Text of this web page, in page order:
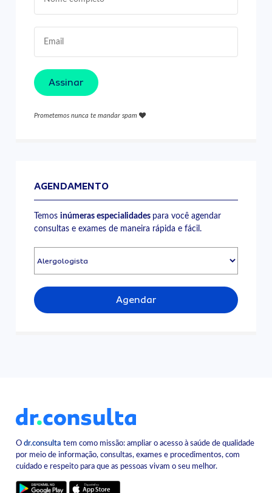
Assinar
Prometemos nunca te mandar spam
AGENDAMENTO
Temosinúmeras especialidades para você agendar
consultas e exames de maneira rápida e fácil.
Agendar
Odr.consulta tem como missão: ampliar o acesso à saúde de qualidade
por meio de informação, consultas, exames e procedimentos, com
cuidado e respeito para que as pessoas vivam o seu melhor.